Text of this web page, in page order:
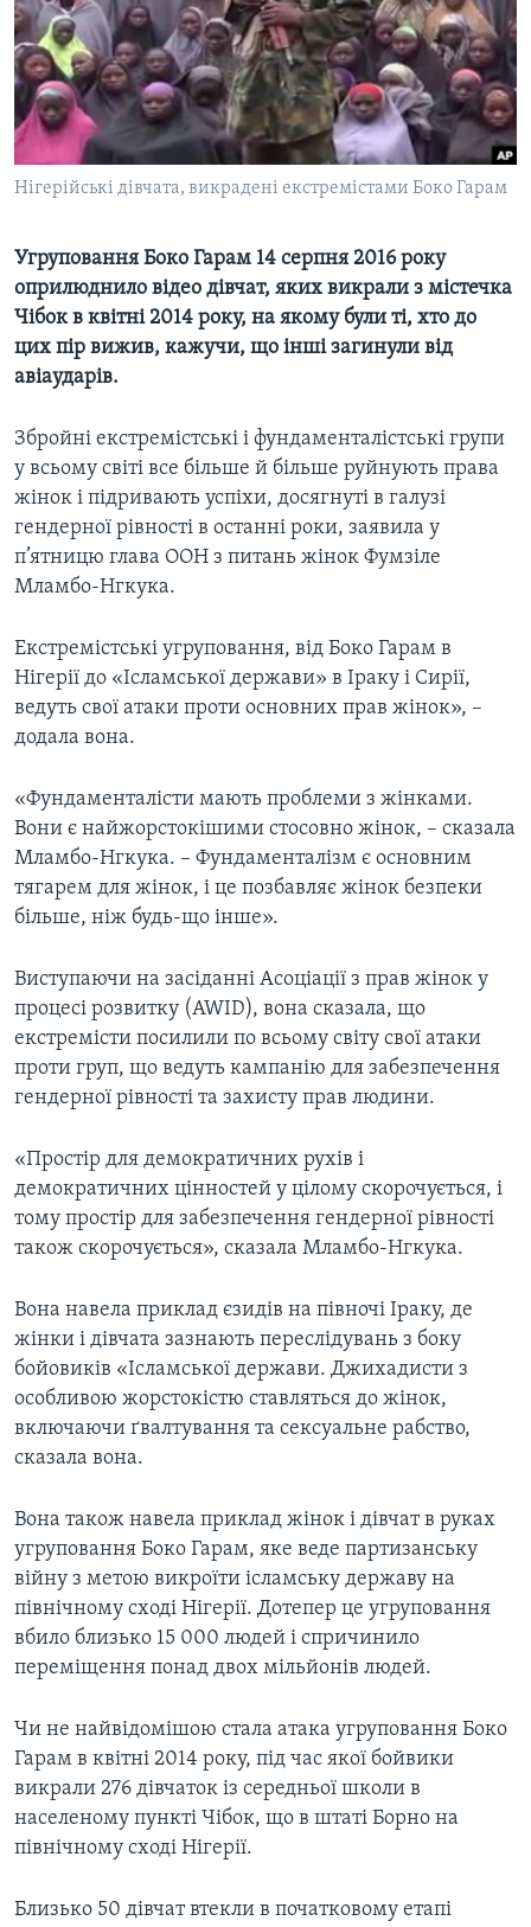
СУСПІЛЬСТВО
ЕКОНОМІКА
ІСТОРІЇ УСПІХУ УКРАЇНЦІВ
ТЕЛЕПРОГРАМИ
ЧАС-TIME
БРИФІНГ ГОЛОСУ АМЕРИКИ
ПРАЙМ-ТАЙМ
ПОГЛЯД З ВАШИНГТОНА
ENGLISH
Learning English
Мови
Нігерійські дівчата, викрадені екстремістами Боко Гарам
Угруповання Боко Гарам 14 серпня 2016 року
оприлюднило відео дівчат, яких викрали з містечка
Чібок в квітні 2014 року, на якому були ті, хто до
цих пір вижив, кажучи, що інші загинули від
авіаударів.
Збройні екстремістські і фундаменталістські групи
у всьому світі все більше й більше руйнують права
жінок і підривають успіхи, досягнуті в галузі
гендерної рівності в останні роки, заявила у
п’ятницю глава ООН з питань жінок Фумзіле
Мламбо-Нгкука.
Екстремістські угруповання, від Боко Гарам в
Нігерії до «Ісламської держави» в Іраку і Сирії,
ведуть свої атаки проти основних прав жінок», –
додала вона.
«Фундаменталісти мають проблеми з жінками.
Вони є найжорстокішими стосовно жінок, – сказала
Мламбо-Нгкука. – Фундаменталізм є основним
тягарем для жінок, і це позбавляє жінок безпеки
більше, ніж будь-що інше».
Виступаючи на засіданні Асоціації з прав жінок у
процесі розвитку (AWID), вона сказала, що
екстремісти посилили по всьому світу свої атаки
проти груп, що ведуть кампанію для забезпечення
гендерної рівності та захисту прав людини.
«Простір для демократичних рухів і
демократичних цінностей у цілому скорочується, і
тому простір для забезпечення гендерної рівності
також скорочується», сказала Мламбо-Нгкука.
Вона навела приклад єзидів на півночі Іраку, де
жінки і дівчата зазнають переслідувань з боку
бойовиків «Ісламської держави. Джихадисти з
особливою жорстокістю ставляться до жінок,
включаючи ґвалтування та сексуальне рабство,
сказала вона.
Вона також навела приклад жінок і дівчат в руках
угруповання Боко Гарам, яке веде партизанську
війну з метою викроїти ісламську державу на
північному сході Нігерії. Дотепер це угруповання
вбило близько 15 000 людей і спричинило
переміщення понад двох мільйонів людей.
Чи не найвідомішою стала атака угруповання Боко
Гарам в квітні 2014 року, під час якої бойвики
викрали 276 дівчаток із середньої школи в
населеному пункті Чібок, що в штаті Борно на
північному сході Нігерії.
Близько 50 дівчат втекли в початковому етапі